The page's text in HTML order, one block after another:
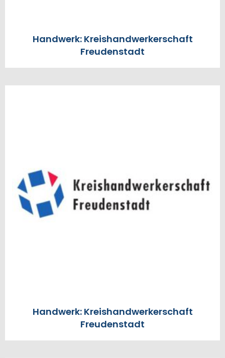
Handwerk: Kreishandwerkerschaft
Freudenstadt
Handwerk: Kreishandwerkerschaft
Freudenstadt